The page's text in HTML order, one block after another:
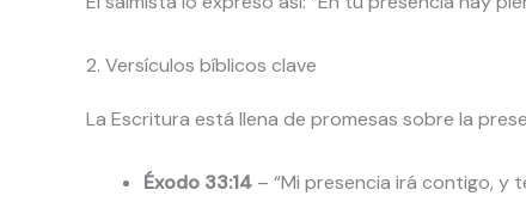
2. Versículos bíblicos clave
La Escritura está llena de promesas sobre la
Éxodo 33:14 – “Mi presencia irá contigo, y